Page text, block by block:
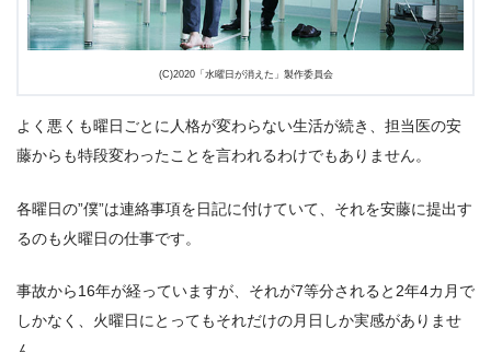
(C)2020「水曜日が消えた」製作委員会
よく悪くも曜日ごとに人格が変わらない生活が続き、担当医の安
藤からも特段変わったことを言われるわけでもありません。
各曜日の”僕”は連絡事項を日記に付けていて、それを安藤に提出す
るのも火曜日の仕事です。
事故から16年が経っていますが、それが7等分されると2年4カ月で
しかなく、火曜日にとってもそれだけの月日しか実感がありませ